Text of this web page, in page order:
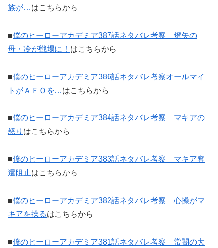
族が…はこちらから
■僕のヒーローアカデミア387話ネタバレ考察 燈矢の
母・冷が戦場に！ はこちらから
■僕のヒーローアカデミア386話ネタバレ考察オールマイ
トがＡＦＯを…はこちらから
■僕のヒーローアカデミア384話ネタバレ考察 マキアの
怒り はこちらから
■僕のヒーローアカデミア383話ネタバレ考察 マキア奪
還阻止はこちらから
■僕のヒーローアカデミア382話ネタバレ考察 心操がマ
キアを操るはこちらから
■僕のヒーローアカデミア381話ネタバレ考察 常闇の大